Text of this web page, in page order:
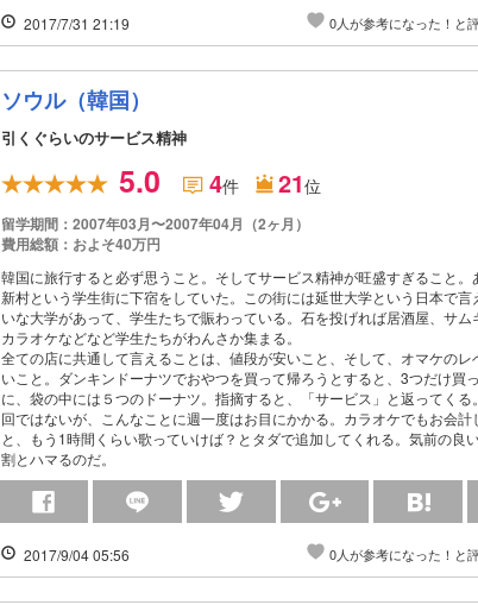
2017/7/31 21:19 0人が参考になった！と
ソウル（韓国）
引くぐらいのサービス精神
5.0 4件 21位
留学期間：2007年03月〜2007年04月（2ヶ月）
費用総額：およそ40万円
韓国に旅行すると必ず思うこと。そしてサービス精神が旺盛すぎること。
新村という学生街に下宿をしていた。この街には延世大学という日本で言
いな大学があって、学生たちで賑わっている。石を投げれば居酒屋、サム
カラオケなどなど学生たちがわんさか集まる。
全ての店に共通して言えることは、値段が安いこと、そして、オマケのレ
いこと。ダンキンドーナツでおやつを買って帰ろうとすると、3つだけ買
に、袋の中には５つのドーナツ。指摘すると、「サービス」と返ってくる
回ではないが、こんなことに週一度はお目にかかる。カラオケでもお会計
と、もう1時間くらい歌っていけば？とタダで追加してくれる。気前の良い
割とハマるのだ。
2017/9/04 05:56 0人が参考になった！と